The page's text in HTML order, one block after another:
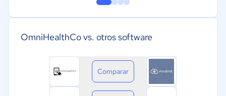
OmniHealthCo vs. otros software
Comparar